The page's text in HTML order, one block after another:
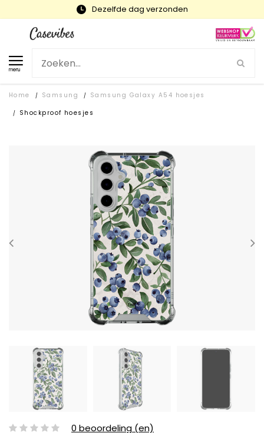
Snelle levering en gratis ruilen
menu
Home / Samsung / Samsung Galaxy A54 hoesjes
/ Shockproof hoesjes
0 beoordeling (en)